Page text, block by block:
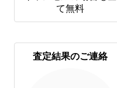
て無料
査定結果のご連絡